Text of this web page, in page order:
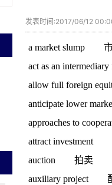
发表时间:2017/06/12
a market slump
act as an
allow full foreign
anticipate lower
approaches to
attract investment
auction 拍卖
auxiliary project